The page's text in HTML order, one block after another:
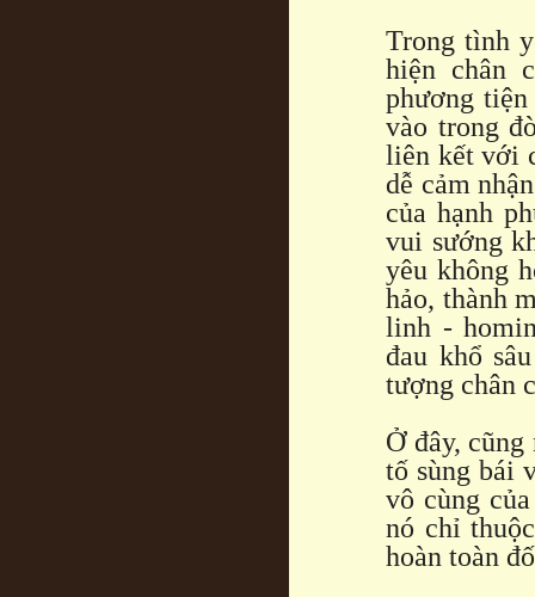
Trong tình
hiện chân
phương
vào trong
liên kết với
dễ cảm
của hạnh
vui sướng
yêu không
hảo, thành
linh -
đau khổ
tượng chân
Ở đây,
tố sùng bái
vô cùng
nó chỉ
hoàn toàn